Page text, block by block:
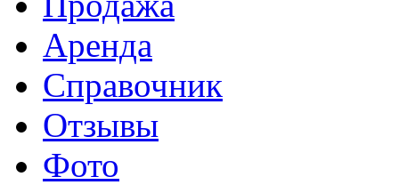
Аренда
Справочник
Отзывы
Фото